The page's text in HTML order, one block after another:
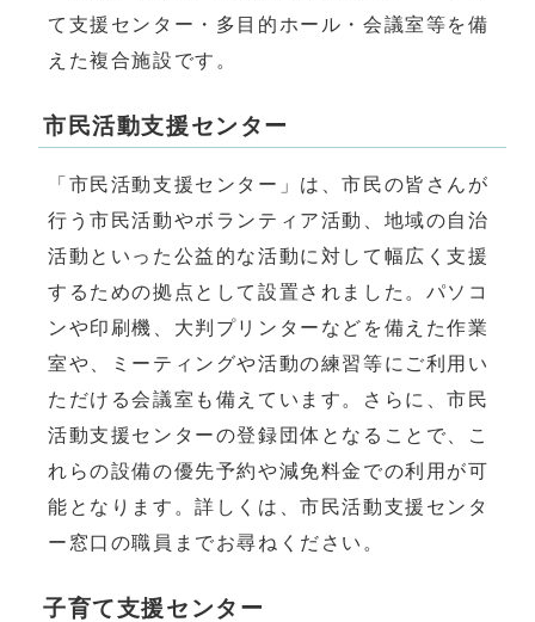
て支援センター・多目的ホール・会議室等を備
えた複合施設です。
市民活動支援センター
「市民活動支援センター」は、市民の皆さんが
行う市民活動やボランティア活動、地域の自治
活動といった公益的な活動に対して幅広く支援
するための拠点として設置されました。パソコ
ンや印刷機、大判プリンターなどを備えた作業
室や、ミーティングや活動の練習等にご利用い
ただける会議室も備えています。さらに、市民
活動支援センターの登録団体となることで、こ
れらの設備の優先予約や減免料金での利用が可
能となります。詳しくは、市民活動支援センタ
ー窓口の職員までお尋ねください。
子育て支援センター